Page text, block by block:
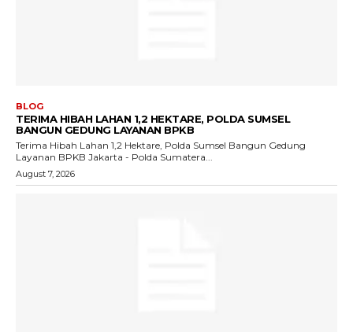
BLOG
TERIMA HIBAH LAHAN 1,2 HEKTARE, POLDA SUMSEL
BANGUN GEDUNG LAYANAN BPKB
Terima Hibah Lahan 1,2 Hektare, Polda Sumsel Bangun Gedung
Layanan BPKB Jakarta - Polda Sumatera...
August 7, 2026